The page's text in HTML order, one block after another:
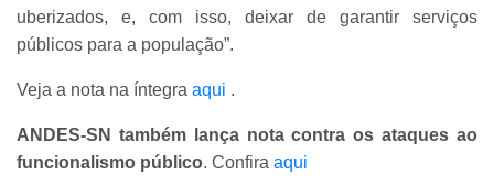
uberizados, e, com isso, deixar de garantir serviços
públicos para a população”.
Veja a nota na íntegra aqui .
ANDES-SN também lança nota contra os ataques ao
funcionalismo público. Confira aqui